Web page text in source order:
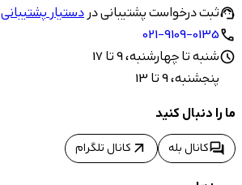
support_agentثبت درخواست پشتیبانی دردستیار پشتیبانی
call
021-9109-0135
scheduleشنبه تا چهارشنبه، 9 تا 17
پنجشنبه، 9 تا 13
ما را دنبال کنید
forumکانال بله arrow_outward کانال تلگرام